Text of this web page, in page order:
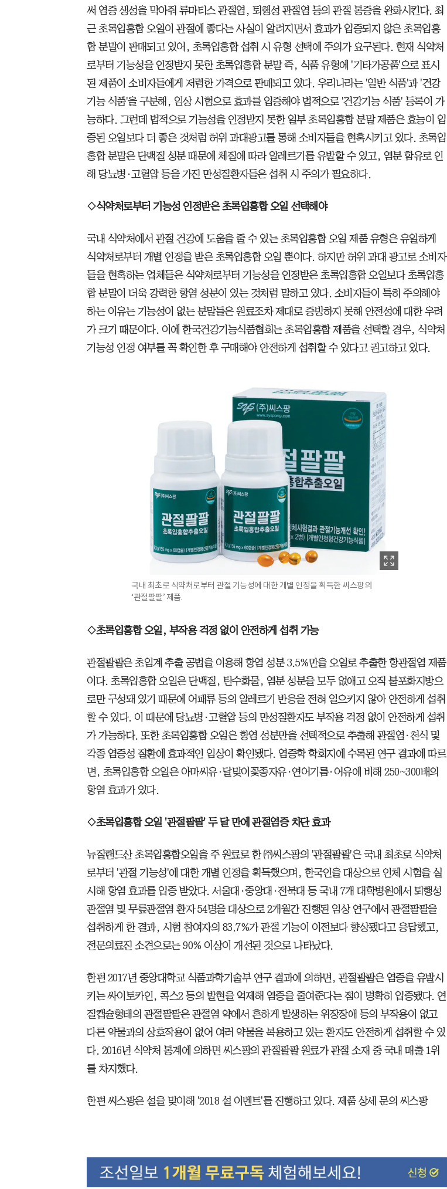
써 염증 생성을 막아줘 류마티스 관절염, 퇴행성 관절염 등의 관절 통증을 완화시킨다. 최
근 초록입홍합 오일이 관절에 좋다는 사실이 알려지면서 효과가 입증되지 않은 초록입홍
합 분말이 판매되고 있어, 초록입홍합 섭취 시 유형 선택에 주의가 요구된다. 현재 식약처
로부터 기능성을 인정받지 못한 초록입홍합 분말 즉, 식품 유형에 '기타가공품'으로 표시
된 제품이 소비자들에게 저렴한 가격으로 판매되고 있다. 우리나라는 '일반 식품'과 '건강
기능 식품'을 구분해, 임상 시험으로 효과를 입증해야 법적으로 '건강기능 식품' 등록이 가
능하다. 그런데 법적으로 기능성을 인정받지 못한 일부 초록입홍합 분말 제품은 효능이 입
증된 오일보다 더 좋은 것처럼 허위 과대광고를 통해 소비자들을 현혹시키고 있다. 초록입
홍합 분말은 단백질 성분 때문에 체질에 따라 알레르기를 유발할 수 있고, 염분 함유로 인
해 당뇨병·고혈압 등을 가진 만성질환자들은 섭취 시 주의가 필요하다.
◇식약처로부터 기능성 인정받은 초록입홍합 오일 선택해야
국내 식약처에서 관절 건강에 도움을 줄 수 있는 초록입홍합 오일 제품 유형은 유일하게
식약처로부터 개별 인정을 받은 초록입홍합 오일 뿐이다. 하지만 허위 과대 광고로 소비자
들을 현혹하는 업체들은 식약처로부터 기능성을 인정받은 초록입홍합 오일보다 초록입홍
합 분말이 더욱 강력한 항염 성분이 있는 것처럼 말하고 있다. 소비자들이 특히 주의해야
하는 이유는 기능성이 없는 분말들은 원료조차 제대로 증빙하지 못해 안전성에 대한 우려
가 크기 때문이다. 이에 한국건강기능식품협회는 초록입홍합 제품을 선택할 경우, 식약처
기능성 인정 여부를 꼭 확인한 후 구매해야 안전하게 섭취할 수 있다고 권고하고 있다.
국내 최초로 식약처로부터 관절 기능성에 대한 개별 인정을 획득한 씨스팡의
‘관절팔팔’ 제품.
◇초록입홍합 오일, 부작용 걱정 없이 안전하게 섭취 가능
관절팔팔은 초임계 추출 공법을 이용해 항염 성분 3.5%만을 오일로 추출한 항관절염 제품
이다. 초록입홍합 오일은 단백질, 탄수화물, 염분 성분을 모두 없애고 오직 불포화지방으
로만 구성돼 있기 때문에 어패류 등의 알레르기 반응을 전혀 일으키지 않아 안전하게 섭취
할 수 있다. 이 때문에 당뇨병·고혈압 등의 만성질환자도 부작용 걱정 없이 안전하게 섭취
가 가능하다. 또한 초록입홍합 오일은 항염 성분만을 선택적으로 추출해 관절염·천식 및
각종 염증성 질환에 효과적인 임상이 확인됐다. 염증학 학회지에 수록된 연구 결과에 따르
면, 초록입홍합 오일은 아마씨유·달맞이꽃종자유·연어기름·어유에 비해 250~300배의
항염 효과가 있다.
◇초록입홍합 오일 '관절팔팔' 두 달 만에 관절염증 차단 효과
뉴질랜드산 초록입홍합오일을 주 원료로 한 ㈜씨스팡의 '관절팔팔'은 국내 최초로 식약처
로부터 '관절 기능성'에 대한 개별 인정을 획득했으며, 한국인을 대상으로 인체 시험을 실
시해 항염 효과를 입증 받았다. 서울대·중앙대·전북대 등 국내 7개 대학병원에서 퇴행성
관절염 및 무릎관절염 환자 54명을 대상으로 2개월간 진행된 임상 연구에서 관절팔팔을
섭취하게 한 결과, 시험 참여자의 83.7%가 관절 기능이 이전보다 향상됐다고 응답했고,
전문의료진 소견으로는 90% 이상이 개선된 것으로 나타났다.
한편 2017년 중앙대학교 식품과학기술부 연구 결과에 의하면, 관절팔팔은 염증을 유발시
키는 싸이토카인, 콕스2 등의 발현을 억제해 염증을 줄여준다는 점이 명확히 입증됐다. 연
질캡슐형태의 관절팔팔은 관절염 약에서 흔하게 발생하는 위장장애 등의 부작용이 없고
다른 약물과의 상호작용이 없어 여러 약물을 복용하고 있는 환자도 안전하게 섭취할 수 있
다. 2016년 식약처 통계에 의하면 씨스팡의 관절팔팔 원료가 관절 소재 중 국내 매출 1위
를 차지했다.
한편 씨스팡은 설을 맞이해 '2018 설 이벤트'를 진행하고 있다. 제품 상세 문의 씨스팡